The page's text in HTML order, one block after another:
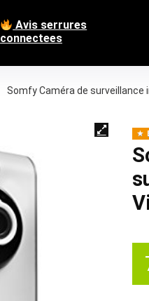
Avis serrures
connectees
Somfy Caméra de surveillance